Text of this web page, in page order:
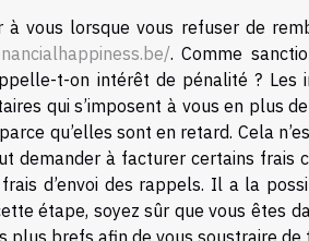
à vous lorsque vous refuser de
. Comme
t-on intérêt de pénalité ?
qui s’imposent à vous en plus
qu’elles sont en retard. Cela
demander à facturer certains frais
d’envoi des rappels. Il a la
étape, soyez sûr que vous êtes
plus brefs afin de vous soustraire de